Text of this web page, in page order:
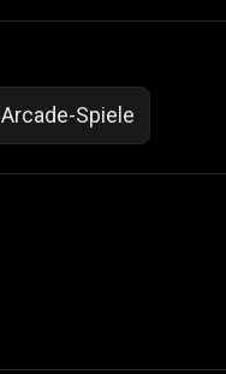
Arcade-Spiele